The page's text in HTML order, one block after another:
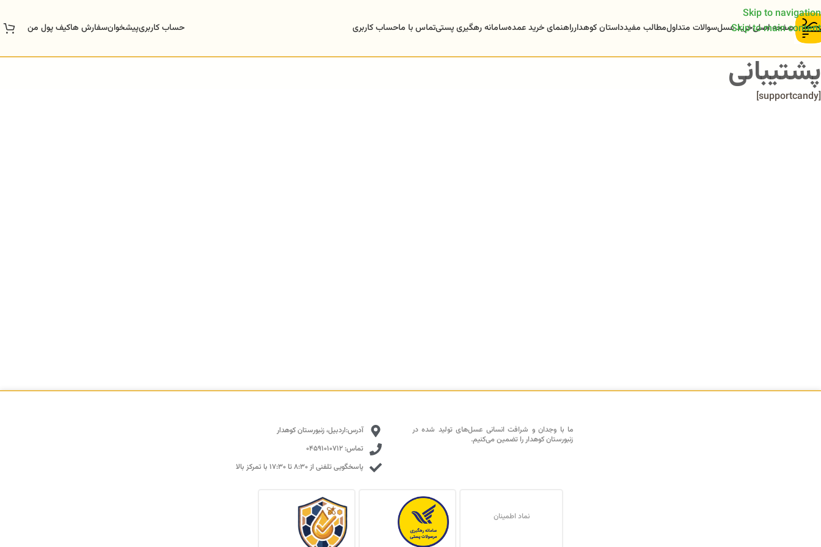
Skip to navigation
Skip to main content
صفحه اصلیخرید عسلسوالات متداولمطالب مفیدداستان کوهدارراهنمای خرید عمدهسامانه رهگیری پستیتماس با ماحساب کاربری حساب کاربریپیشخوانسفارش هاکیف پول من
پشتیبانی
[supportcandy]
آدرس:اردبیل، زنبورستان کوهدار
تماس: 04591010712
پاسخگویی تلفنی از ۸:۳۰ تا ۱۷:۳۰ با تمرکز بالا
ما با وجدان و شرافت انسانی عسل‌های تولید شده در
زنبورستان کوهدار را تضمین می‌کنیم.
نماد اطمینان